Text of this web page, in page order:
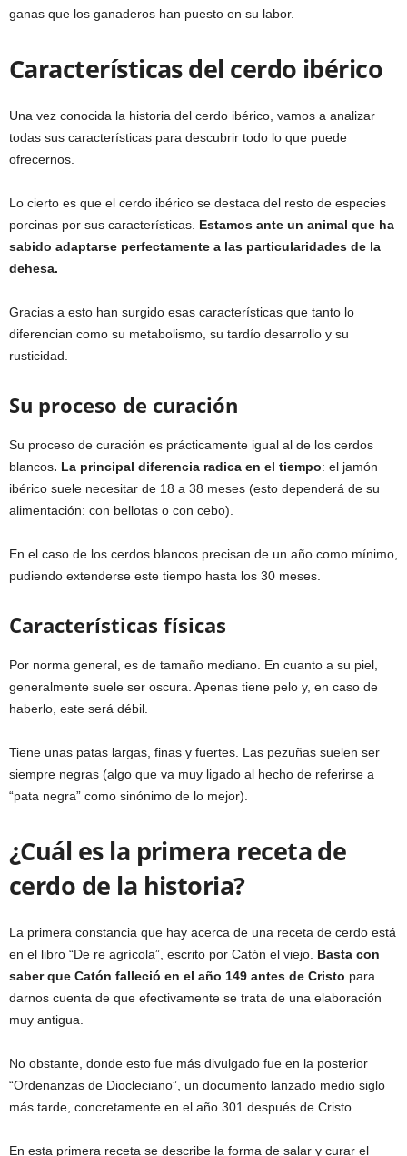
ganas que los ganaderos han puesto en su labor.
Características del cerdo ibérico
Una vez conocida la historia del cerdo ibérico, vamos a analizar
todas sus características para descubrir todo lo que puede
ofrecernos.
Lo cierto es que el cerdo ibérico se destaca del resto de especies
porcinas por sus características. Estamos ante un animal que ha
sabido adaptarse perfectamente a las particularidades de la
dehesa.
Gracias a esto han surgido esas características que tanto lo
diferencian como su metabolismo, su tardío desarrollo y su
rusticidad.
Su proceso de curación
Su proceso de curación es prácticamente igual al de los cerdos
blancos. La principal diferencia radica en el tiempo: el jamón
ibérico suele necesitar de 18 a 38 meses (esto dependerá de su
alimentación: con bellotas o con cebo).
En el caso de los cerdos blancos precisan de un año como mínimo,
pudiendo extenderse este tiempo hasta los 30 meses.
Características físicas
Por norma general, es de tamaño mediano. En cuanto a su piel,
generalmente suele ser oscura. Apenas tiene pelo y, en caso de
haberlo, este será débil.
Tiene unas patas largas, finas y fuertes. Las pezuñas suelen ser
siempre negras (algo que va muy ligado al hecho de referirse a
“pata negra” como sinónimo de lo mejor).
¿Cuál es la primera receta de
cerdo de la historia?
La primera constancia que hay acerca de una receta de cerdo está
en el libro “De re agrícola”, escrito por Catón el viejo. Basta con
saber que Catón falleció en el año 149 antes de Cristo para
darnos cuenta de que efectivamente se trata de una elaboración
muy antigua.
No obstante, donde esto fue más divulgado fue en la posterior
“Ordenanzas de Diocleciano”, un documento lanzado medio siglo
más tarde, concretamente en el año 301 después de Cristo.
En esta primera receta se describe la forma de salar y curar el